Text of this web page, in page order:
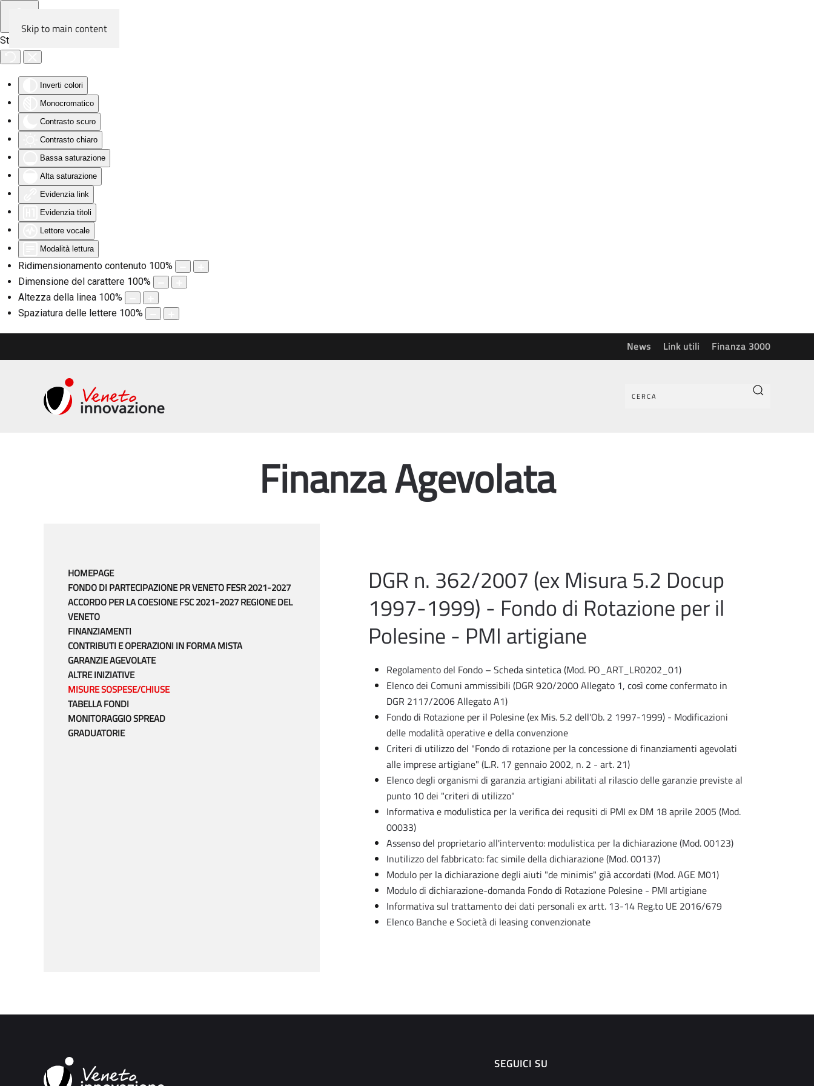
Strumenti di accessibilità
Inverti colori
Monocromatico
Contrasto scuro
Contrasto chiaro
Bassa saturazione
Alta saturazione
Evidenzia link
Evidenzia titoli
Lettore vocale
Modalità lettura
Ridimensionamento contenuto 100%
Dimensione del carattere 100%
Altezza della linea 100%
Spaziatura delle lettere 100%
Skip to main content
News Link utili Finanza 3000
Finanza Agevolata
HOMEPAGE
FONDO DI PARTECIPAZIONE PR VENETO FESR 2021-2027
ACCORDO PER LA COESIONE FSC 2021-2027 REGIONE DEL
VENETO
FINANZIAMENTI
CONTRIBUTI E OPERAZIONI IN FORMA MISTA
GARANZIE AGEVOLATE
ALTRE INIZIATIVE
MISURE SOSPESE/CHIUSE
TABELLA FONDI
MONITORAGGIO SPREAD
GRADUATORIE
DGR n. 362/2007 (ex Misura 5.2 Docup
1997-1999) - Fondo di Rotazione per il
Polesine - PMI artigiane
Regolamento del Fondo – Scheda sintetica (Mod. PO_ART_LR0202_01)
Elenco dei Comuni ammissibili (DGR 920/2000 Allegato 1, così come confermato in
DGR 2117/2006 Allegato A1)
Fondo di Rotazione per il Polesine (ex Mis. 5.2 dell'Ob. 2 1997-1999) - Modificazioni
delle modalità operative e della convenzione
Criteri di utilizzo del "Fondo di rotazione per la concessione di finanziamenti agevolati
alle imprese artigiane" (L.R. 17 gennaio 2002, n. 2 - art. 21)
Elenco degli organismi di garanzia artigiani abilitati al rilascio delle garanzie previste al
punto 10 dei "criteri di utilizzo"
Informativa e modulistica per la verifica dei requsiti di PMI ex DM 18 aprile 2005 (Mod.
00033)
Assenso del proprietario all'intervento: modulistica per la dichiarazione (Mod. 00123)
Inutilizzo del fabbricato: fac simile della dichiarazione (Mod. 00137)
Modulo per la dichiarazione degli aiuti "de minimis" già accordati (Mod. AGE M01)
Modulo di dichiarazione-domanda Fondo di Rotazione Polesine - PMI artigiane
Informativa sul trattamento dei dati personali ex artt. 13-14 Reg.to UE 2016/679
Elenco Banche e Società di leasing convenzionate
SEGUICI SU